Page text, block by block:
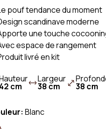
Canapé en lin
Canapé velours côtelé
Canapé en bouclette
pouf tendance du moment
scandinave moderne
une touche
espace de rangement
livré en kit
42 cm
Largeur
38 cm 38 cm
Blanc